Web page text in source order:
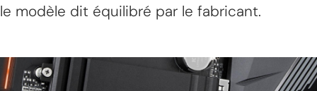
le modèle dit équilibré par le fabricant.